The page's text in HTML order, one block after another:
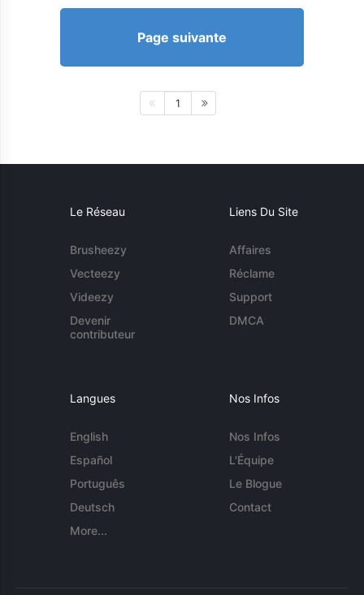
Page suivante
1
Le Réseau
Brusheezy
Vecteezy
Videezy
Devenir
contributeur
Liens Du Site
Affaires
Réclame
Support
DMCA
Langues
English
Español
Português
Deutsch
More...
Nos Infos
Nos Infos
L'Équipe
Le Blogue
Contact